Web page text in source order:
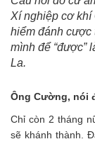
Xí nghiệp cơ khí
hiểm đánh cược
mình để “được”
La.
Ông Cường, nói
Chỉ còn 2 tháng
sẽ khánh thành.